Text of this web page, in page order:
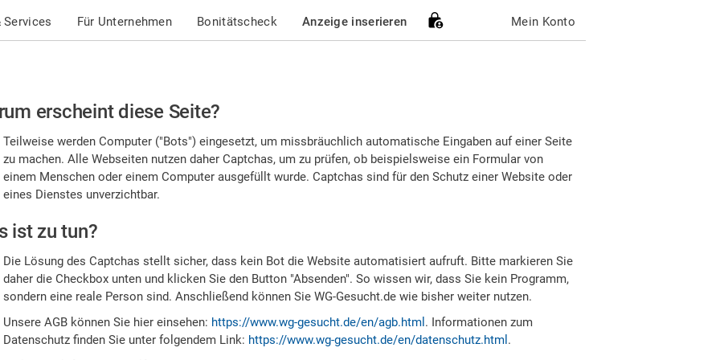
Services Für Unternehmen Bonitätscheck Anzeige inserieren Mein Konto
erscheint diese Seite?
Teilweise werden Computer ("Bots") eingesetzt, um missbräuchlich automatische Eingaben auf einer Seite
zu machen. Alle Webseiten nutzen daher Captchas, um zu prüfen, ob beispielsweise ein Formular von
einem Menschen oder einem Computer ausgefüllt wurde. Captchas sind für den Schutz einer Website oder
eines Dienstes unverzichtbar.
ist zu tun?
Die Lösung des Captchas stellt sicher, dass kein Bot die Website automatisiert aufruft. Bitte markieren Sie
daher die Checkbox unten und klicken Sie den Button "Absenden". So wissen wir, dass Sie kein Programm,
sondern eine reale Person sind. Anschließend können Sie WG-Gesucht.de wie bisher weiter nutzen.
Unsere AGB können Sie hier einsehen: https://www.wg-gesucht.de/en/agb.html . Informationen zum
Datenschutz finden Sie unter folgendem Link: https://www.wg-gesucht.de/en/datenschutz.html .